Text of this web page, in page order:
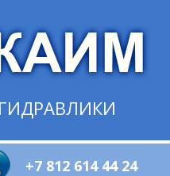
+7 812 614 44 24